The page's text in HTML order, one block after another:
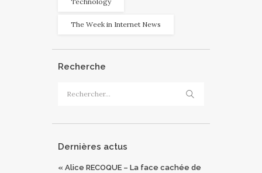
The Week in Internet News
Recherche
Dernières actus
« Alice RECOQUE – La face cachée de